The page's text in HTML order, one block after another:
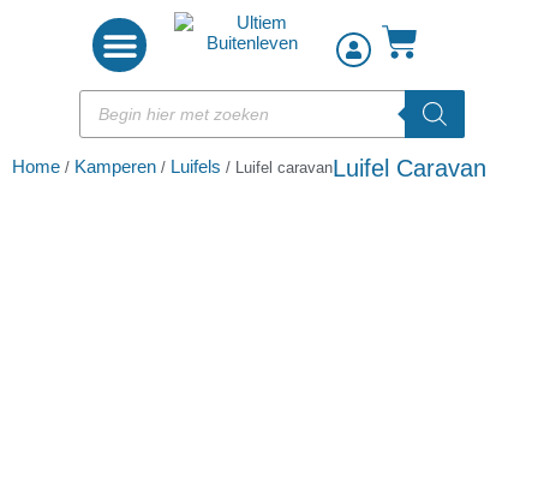
Home / Kamperen / Luifels / Luifel caravanLuifel Caravan